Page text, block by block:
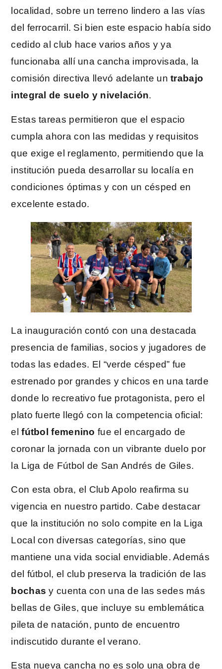
localidad, sobre un terreno lindero a las vías
del ferrocarril. Si bien este espacio había sido
cedido al club hace varios años y ya
funcionaba allí una cancha improvisada, la
comisión directiva llevó adelante untrabajo
integral de suelo y nivelación.
Estas tareas permitieron que el espacio
cumpla ahora con las medidas y requisitos
que exige el reglamento, permitiendo que la
institución pueda desarrollar su localía en
condiciones óptimas y con un césped en
excelente estado.
La inauguración contó con una destacada
presencia de familias, socios y jugadores de
todas las edades. El “verde césped” fue
estrenado por grandes y chicos en una tarde
donde lo recreativo fue protagonista, pero el
plato fuerte llegó con la competencia oficial:
elfútbol femenino fue el encargado de
coronar la jornada con un vibrante duelo por
la Liga de Fútbol de San Andrés de Giles.
Con esta obra, el Club Apolo reafirma su
vigencia en nuestro partido. Cabe destacar
que la institución no solo compite en la Liga
Local con diversas categorías, sino que
mantiene una vida social envidiable. Además
del fútbol, el club preserva la tradición de las
bochas y cuenta con una de las sedes más
bellas de Giles, que incluye su emblemática
pileta de natación, punto de encuentro
indiscutido durante el verano.
Esta nueva cancha no es solo una obra de